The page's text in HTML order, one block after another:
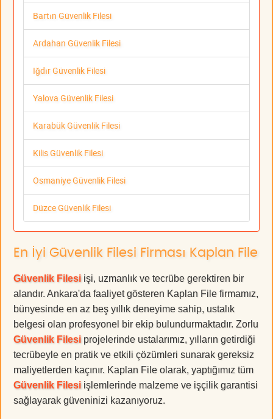
Bartın Güvenlik Filesi
Ardahan Güvenlik Filesi
Iğdır Güvenlik Filesi
Yalova Güvenlik Filesi
Karabük Güvenlik Filesi
Kilis Güvenlik Filesi
Osmaniye Güvenlik Filesi
Düzce Güvenlik Filesi
En İyi Güvenlik Filesi Firması Kaplan File
Güvenlik Filesi işi, uzmanlık ve tecrübe gerektiren bir
alandır. Ankara'da faaliyet gösteren Kaplan File firmamız,
bünyesinde en az beş yıllık deneyime sahip, ustalık
belgesi olan profesyonel bir ekip bulundurmaktadır. Zorlu
Güvenlik Filesi projelerinde ustalarımız, yılların getirdiği
tecrübeyle en pratik ve etkili çözümleri sunarak gereksiz
maliyetlerden kaçınır. Kaplan File olarak, yaptığımız tüm
Güvenlik Filesi işlemlerinde malzeme ve işçilik garantisi
sağlayarak güveninizi kazanıyoruz.